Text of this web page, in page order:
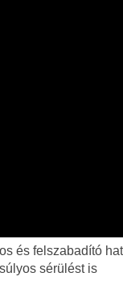
és felszabadító
sérülést is